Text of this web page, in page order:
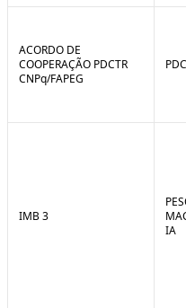
ACORDO DE
COOPERAÇÃO PDCTR
CNPq/FAPEG
IMB 3
IA